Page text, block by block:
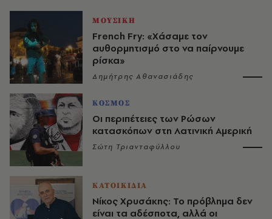
ΜΟΥΣΙΚΗ
French Fry: «Χάσαμε τον
αυθορμητισμό στο να παίρνουμε
ρίσκα»
Δημήτρης Αθανασιάδης
ΚΟΣΜΟΣ
Οι περιπέτειες των Ρώσων
κατασκόπων στη Λατινική Αμερική
Σώτη Τριανταφύλλου
ΚΑΤΟΙΚΙΔΙΑ
Νίκος Χρυσάκης: Το πρόβλημα δεν
είναι τα αδέσποτα, αλλά οι